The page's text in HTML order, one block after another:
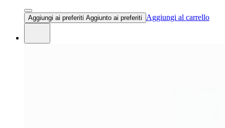
Aggiungi ai preferiti Aggiunto ai preferiti Aggiungi al carrello